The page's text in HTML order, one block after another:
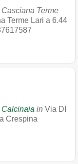
Terme
Terme Lari a 6.44
Calcinaia in Via DI
Crespina